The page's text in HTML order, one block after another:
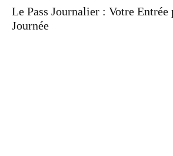
Le Pass Journalier : Votre Entrée
Journée